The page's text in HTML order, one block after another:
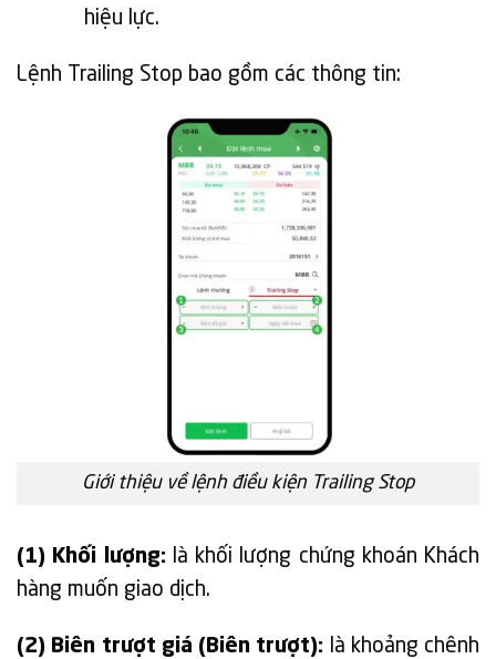
hiệu lực.
Lệnh Trailing Stop bao gồm các thông tin:
Giới thiệu về lệnh điều kiện Trailing Stop
(1) Khối lượng: là khối lượng chứng khoán Khách
hàng muốn giao dịch.
(2) Biên trượt giá (Biên trượt): là khoảng chênh